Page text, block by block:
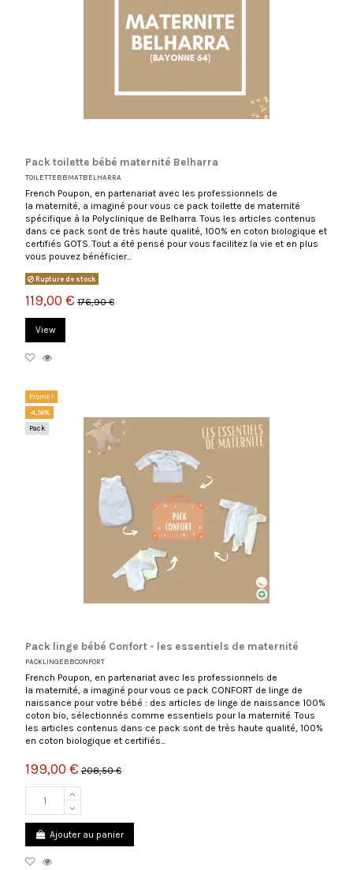
Pack toilette bébé maternité Belharra
TOILETTEBBMATBELHARRA
French Poupon, en partenariat avec les professionnels de
la maternité, a imaginé pour vous ce pack toilette de maternité
spécifique à la Polyclinique de Belharra. Tous les articles contenus
dans ce pack sont de très haute qualité, 100% en coton biologique et
certifiés GOTS. Tout a été pensé pour vous facilitez la vie et en plus
vous pouvez bénéficier...
Rupture de stock
119,00 € 176,90 €
View
Promo !
-4,56%
Pack
Pack linge bébé Confort - les essentiels de maternité
PACKLINGEBBCONFORT
French Poupon, en partenariat avec les professionnels de
la maternité, a imaginé pour vous ce pack CONFORT de linge de
naissance pour votre bébé : des articles de linge de naissance 100%
coton bio, sélectionnés comme essentiels pour la maternité. Tous
les articles contenus dans ce pack sont de très haute qualité, 100%
en coton biologique et certifiés...
199,00 € 208,50 €
Ajouter au panier